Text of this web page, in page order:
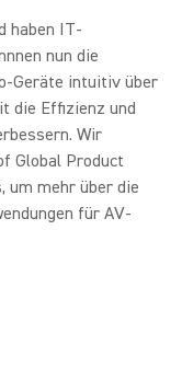
haben IT-
nun die
Geräte intuitiv über
die Effizienz und
Wir
Global Product
um mehr über die
für AV-